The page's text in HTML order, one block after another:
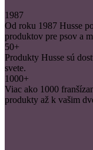
1987
Od roku 1987 Husse
produktov pre psov a
50+
Produkty Husse sú
svete.
1000+
Viac ako 1000
produkty až k vašim